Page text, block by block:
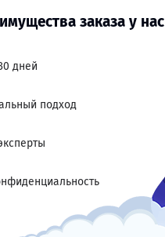
заказа у нас
дней
подход